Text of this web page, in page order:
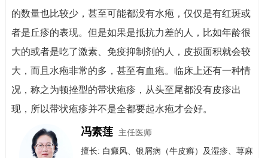
的数量也比较少，甚至可能都没有水疱，仅仅是有红斑或
者是丘疹的表现。但是如果是抵抗力差的人，比如年龄很
大的或者是吃了激素、免疫抑制剂的人，皮损面积就会较
大，而且水疱非常的多，甚至有血疱。临床上还有一种情
况，称之为顿挫型的带状疱疹，从头至尾都没有皮疹出
现，所以带状疱疹并不是全都要起水疱才会好。
冯素莲 主任医师
擅长: 白癜风、银屑病（牛皮癣）​及​湿疹、荨麻